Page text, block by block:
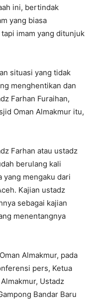
ini, bertindak
yang biasa
imam yang ditunjuk
situasi yang tidak
menghentikan dan
Farhan Furaihan,
Oman Almakmur itu,
Farhan atau ustadz
berulang kali
yang mengaku dari
Kajian ustadz
sebagai kajian
menentangnya
Almakmur, pada
pers, Ketua
Ustadz
Bandar Baru